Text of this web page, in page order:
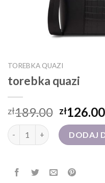
TOREBKA QUAZI
torebka quazi
zł189.00 zł126.00
ilość torebka quaziDODAJ